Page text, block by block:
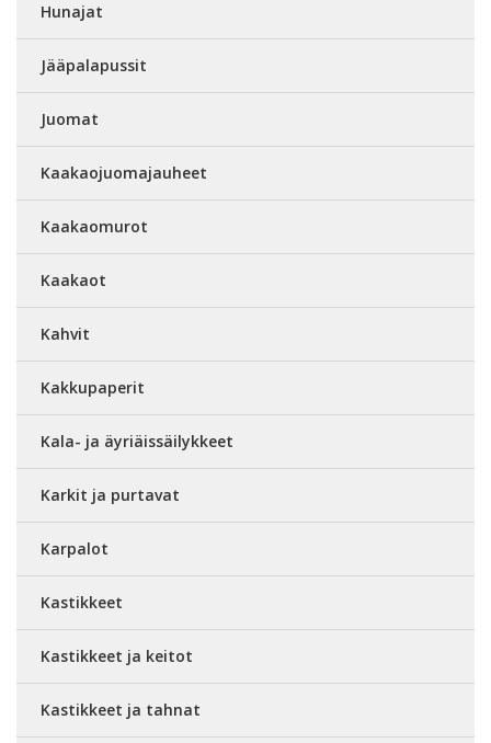
Hunajat
Jääpalapussit
Juomat
Kaakaojuomajauheet
Kaakaomurot
Kaakaot
Kahvit
Kakkupaperit
Kala- ja äyriäissäilykkeet
Karkit ja purtavat
Karpalot
Kastikkeet
Kastikkeet ja keitot
Kastikkeet ja tahnat